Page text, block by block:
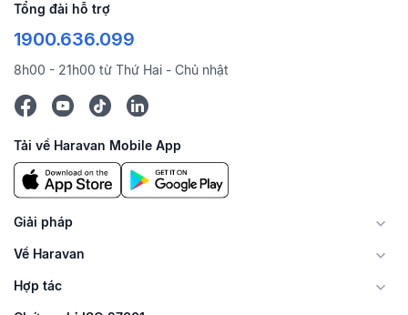
Tổng đài hỗ trợ
1900.636.099
8h00 - 21h00 từ Thứ Hai - Chủ nhật
Tải về Haravan Mobile App
Giải pháp
Về Haravan
Hợp tác